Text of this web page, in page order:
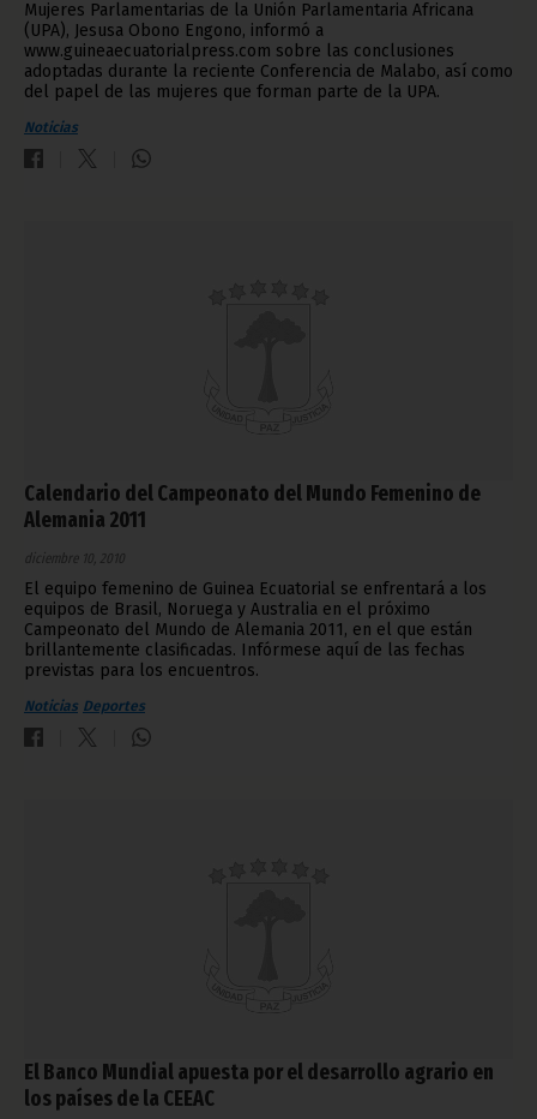
Mujeres Parlamentarias de la Unión Parlamentaria Africana
(UPA), Jesusa Obono Engono, informó a
www.guineaecuatorialpress.com sobre las conclusiones
adoptadas durante la reciente Conferencia de Malabo, así como
del papel de las mujeres que forman parte de la UPA.
Noticias
Calendario del Campeonato del Mundo Femenino de
Alemania 2011
diciembre 10, 2010
El equipo femenino de Guinea Ecuatorial se enfrentará a los
equipos de Brasil, Noruega y Australia en el próximo
Campeonato del Mundo de Alemania 2011, en el que están
brillantemente clasificadas. Infórmese aquí de las fechas
previstas para los encuentros.
Noticias Deportes
El Banco Mundial apuesta por el desarrollo agrario en
los países de la CEEAC